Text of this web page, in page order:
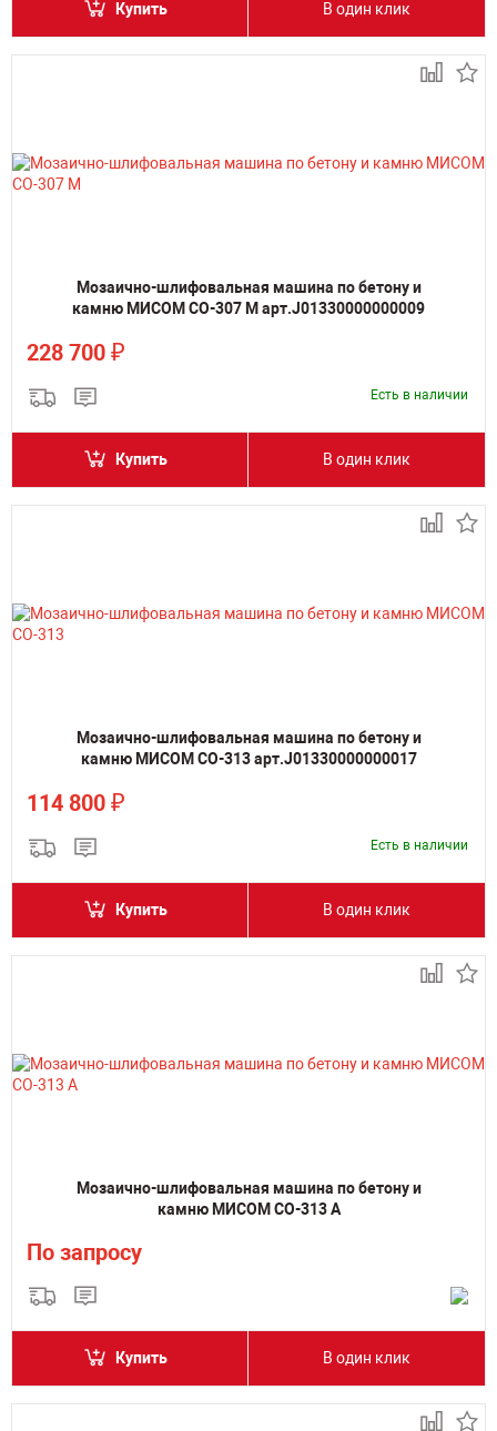
Купить В один клик
Мозаично-шлифовальная машина по бетону и
камню МИСОМ СО-307 М арт.J01330000000009
228 700 ₽
Есть в наличии
Купить В один клик
Мозаично-шлифовальная машина по бетону и
камню МИСОМ СО-313 арт.J01330000000017
114 800 ₽
Есть в наличии
Купить В один клик
Мозаично-шлифовальная машина по бетону и
камню МИСОМ СО-313 А
По запросу
Купить В один клик